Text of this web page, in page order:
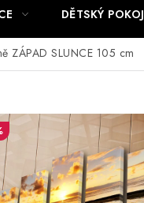
DĚTSKÝ POKOJ
ZÁPAD SLUNCE 105 cm